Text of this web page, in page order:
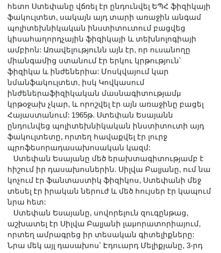
Հոբելյաններ
Համալսարաններ
Նորություններ
Գիտական արդյունքներ
Սփյուռքի գիտնականները
Երիտասարդ գիտնականի
ամբիոն
Մեր երախտավորները
Հայտարարություններ
Կայքի քարտեզ
Որոնում
հետո Ստեփանը վճռել էր ընդունվել ԵՊՀ ֆիզիկայի
ֆակուլտետ, սակայն այդ տարի առաջին անգամ
պոլիտեխնիկական ինստիտուտում բացվեց
կիսահաղորդչային ֆիզիկայի և տեխնոլոգիայի
ամբիոն: Առավելությունն այն էր, որ ուսանողը
միանգամից ստանում էր երկու կրթություն՝
ֆիզիկա և ինժեներիա: Մոսկվայում կար
նմանֆակուլտետ, իսկ Կովկասում
ինժեներաֆիզիկական մասնագիտությամμ
կրթօջախ չկար, և որոշվել էր այն առաջինը բացել
Հայաստանում: 1965թ. Ստեփան Եսայանն
ընդունվեց պոլիտեխնիկական ինստիտուտի այդ
ֆակուլտետը, որտեղ հավաքվել էր լուրջ
պրոֆեսորադասախոսական կազմ:
Ստեփան Եսայանը մեծ երախտագիտությամբ է
հիշում իր դասախոսներին. Սիլվա Բալյանը, ում նա
կոչում էր ֆանտաստիկ ֆիզիկոս, Ստեփանի մեջ
տեսել էր իրական ներուժ և մեծ հույսեր էր կապում
նրա հետ:
Ստեփան Եսայանը, սովորելուն զուգընթաց,
աշխատել էր Սիլվա Բալյանի լաμորատորիայում,
որտեղ ամրագրեց իր տեսական գիտելիքները:
Նրա մեկ այլ դասախոս՝ Էդուարդ Մելիքյանը, 3-րդ